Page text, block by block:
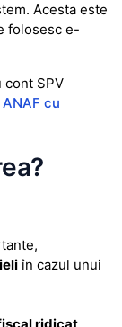
Acesta este
folosesc e-
cont SPV
cu
în cazul unui